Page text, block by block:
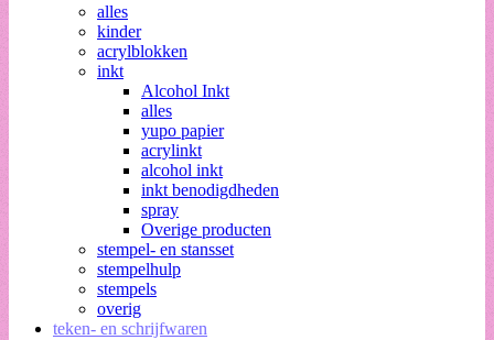
alles
kinder
acrylblokken
inkt
Alcohol Inkt
alles
yupo papier
acrylinkt
alcohol inkt
inkt benodigdheden
spray
Overige producten
stempel- en stansset
stempelhulp
stempels
overig
teken- en schrijfwaren